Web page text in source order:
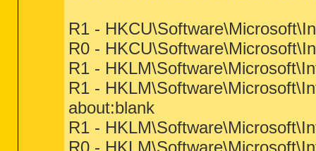
R1 -
R0 -
R1 -
R1 -
about:blank
R1 -